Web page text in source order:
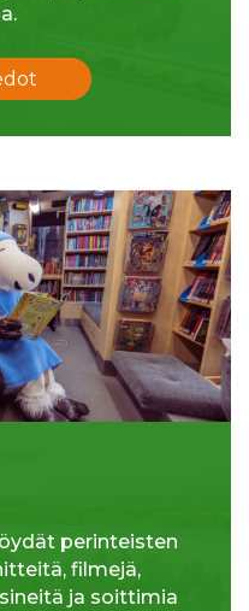
perinteisten
filmejä,
ja soittimia